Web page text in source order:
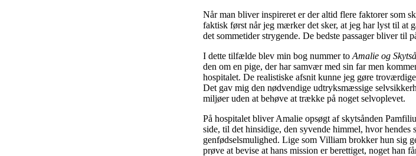
Når man bliver inspireret er der altid flere faktorer som
faktisk først når jeg mærker det sker, at jeg har lyst til at
det sommetider strygende. De bedste passager bliver til
I dette tilfælde blev min bog nummer to Amalie og
den om en pige, der har samvær med sin far men
hospitalet. De realistiske afsnit kunne jeg gøre
Det gav mig den nødvendige udtryksmæssige
miljøer uden at behøve at trække på noget selvoplevet.
På hospitalet bliver Amalie opsøgt af skytsånden
side, til det hinsidige, den syvende himmel, hvor
genfødselsmulighed. Lige som Villiam brokker hun sig
prøve at bevise at hans mission er berettiget, noget han